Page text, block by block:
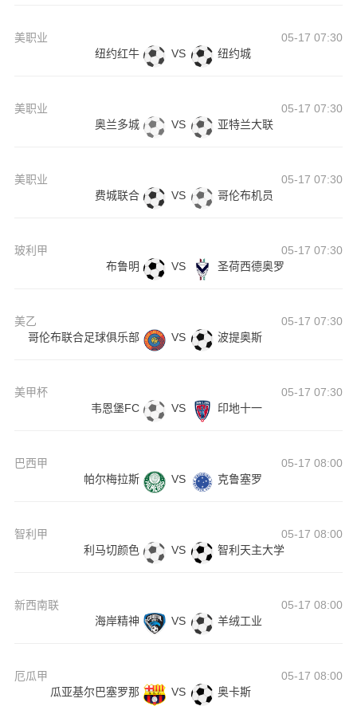
美职业
05-17 07:30
纽约红牛
VS 纽约城
美职业
05-17 07:30
奥兰多城
VS 亚特兰大联
美职业
05-17 07:30
费城联合
VS 哥伦布机员
玻利甲
05-17 07:30
布鲁明
VS 圣荷西德奥罗
美乙
05-17 07:30
哥伦布联合足球俱乐部
VS 波提奥斯
美甲杯
05-17 07:30
韦恩堡FC
VS 印地十一
巴西甲
05-17 08:00
帕尔梅拉斯
VS 克鲁塞罗
智利甲
05-17 08:00
利马切颜色
VS 智利天主大学
新西南联
05-17 08:00
海岸精神
VS 羊绒工业
厄瓜甲
05-17 08:00
瓜亚基尔巴塞罗那
VS 奥卡斯